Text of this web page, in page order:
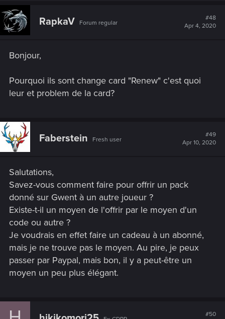
RapkaV Forum regular
#48
Apr 4, 2020
Bonjour,
Pourquoi ils sont change card "Renew" c'est quoi
leur et problem de la card?
Faberstein Fresh user
#49
Apr 10, 2020
Salutations,
Savez-vous comment faire pour offrir un pack
donné sur Gwent à un autre joueur ?
Existe-t-il un moyen de l'offrir par le moyen d'un
code ou autre ?
Je voudrais en effet faire un cadeau à un abonné,
mais je ne trouve pas le moyen. Au pire, je peux
passer par Paypal, mais bon, il y a peut-être un
moyen un peu plus élégant.
#50